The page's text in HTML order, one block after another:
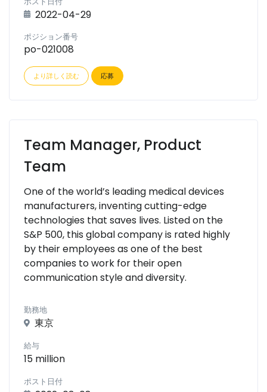
2022-04-29
ポジション番号
po-021008
より詳しく読む 応募
Team Manager, Product
Team
One of the world’s leading medical devices
manufacturers, inventing cutting-edge
technologies that saves lives. Listed on the
S&P 500, this global company is rated highly
by their employees as one of the best
companies to work for their open
communication style and diversity.
勤務地
東京
給与
15 million
ポスト日付